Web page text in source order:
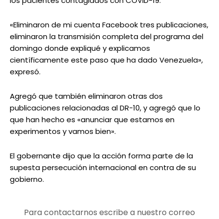
«Eliminaron de mi cuenta Facebook tres publicaciones,
eliminaron la transmisión completa del programa del
domingo donde expliqué y explicamos
científicamente este paso que ha dado Venezuela»,
expresó.
Agregó que también eliminaron otras dos
publicaciones relacionadas al DR-10, y agregó que lo
que han hecho es «anunciar que estamos en
experimentos y vamos bien».
El gobernante dijo que la acción forma parte de la
supesta persecución internacional en contra de su
gobierno.
Para contactarnos escribe a nuestro correo